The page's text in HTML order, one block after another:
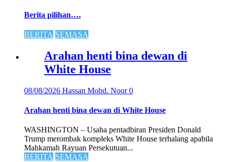
Berita pilihan….
BERITA SEMASA
Arahan henti bina dewan di
White House
08/08/2026 Hassan Mohd. Noor0
Arahan henti bina dewan di White House
WASHINGTON – Usaha pentadbiran Presiden Donald
Trump merombak kompleks White House terhalang apabila
Mahkamah Rayuan Persekutuan...
BERITA SEMASA